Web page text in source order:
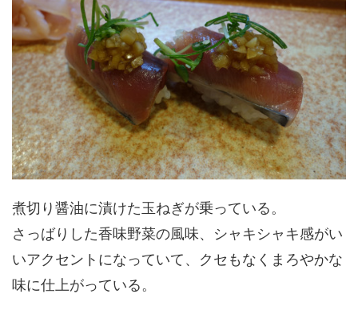
煮切り醤油に漬けた玉ねぎが乗っている。
さっばりした香味野菜の風味、シャキシャキ感がい
いアクセントになっていて、クセもなくまろやかな
味に仕上がっている。